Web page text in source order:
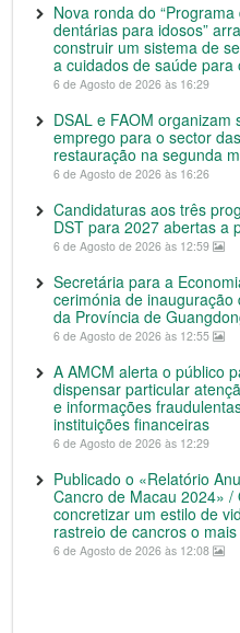
Nova ronda do
dentárias para idosos”
construir um sistema de
a cuidados de saúde para
6 de Agosto de 2026 às 16:29
DSAL e FAOM
emprego para o sector
restauração na segunda
6 de Agosto de 2026 às 16:26
Candidaturas aos três
DST para 2027 abertas a
6 de Agosto de 2026 às 12:59
Secretária para a
cerimónia de
da Província de
6 de Agosto de 2026 às 12:55
A AMCM alerta o público
dispensar particular
e informações
instituições financeiras
6 de Agosto de 2026 às 12:29
Publicado o «Relatório
Cancro de Macau 2024» /
concretizar um estilo de
rastreio de cancros o
6 de Agosto de 2026 às 12:08